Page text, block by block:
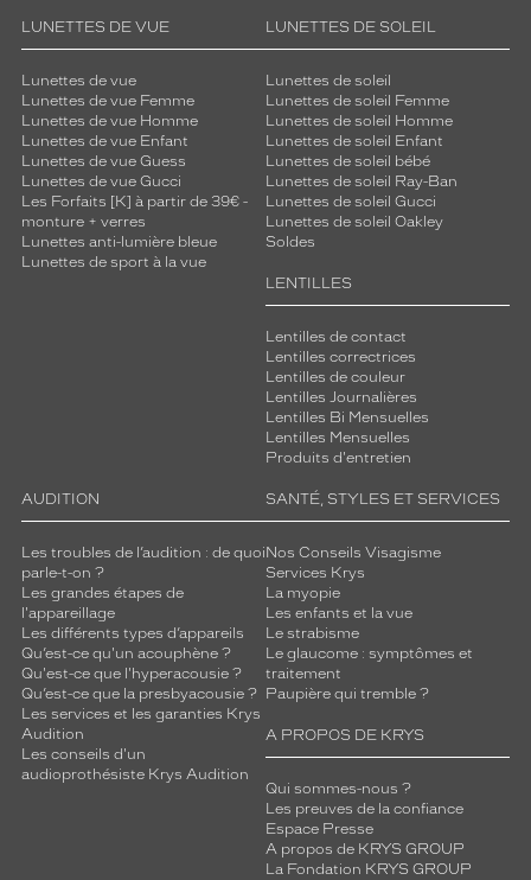
LUNETTES DE VUE
Lunettes de vue
Lunettes de vue Femme
Lunettes de vue Homme
Lunettes de vue Enfant
Lunettes de vue Guess
Lunettes de vue Gucci
Les Forfaits [K] à partir de 39€ -
monture + verres
Lunettes anti-lumière bleue
Lunettes de sport à la vue
LUNETTES DE SOLEIL
Lunettes de soleil
Lunettes de soleil Femme
Lunettes de soleil Homme
Lunettes de soleil Enfant
Lunettes de soleil bébé
Lunettes de soleil Ray-Ban
Lunettes de soleil Gucci
Lunettes de soleil Oakley
Soldes
LENTILLES
Lentilles de contact
Lentilles correctrices
Lentilles de couleur
Lentilles Journalières
Lentilles Bi Mensuelles
Lentilles Mensuelles
Produits d'entretien
AUDITION
Les troubles de l’audition : de quoi
parle-t-on ?
Les grandes étapes de
l'appareillage
Les différents types d’appareils
Qu’est-ce qu'un acouphène ?
Qu'est-ce que l'hyperacousie ?
Qu’est-ce que la presbyacousie ?
Les services et les garanties Krys
Audition
Les conseils d'un
audioprothésiste Krys Audition
SANTÉ, STYLES ET SERVICES
Nos Conseils Visagisme
Services Krys
La myopie
Les enfants et la vue
Le strabisme
Le glaucome : symptômes et
traitement
Paupière qui tremble ?
A PROPOS DE KRYS
Qui sommes-nous ?
Les preuves de la confiance
Espace Presse
A propos de KRYS GROUP
La Fondation KRYS GROUP